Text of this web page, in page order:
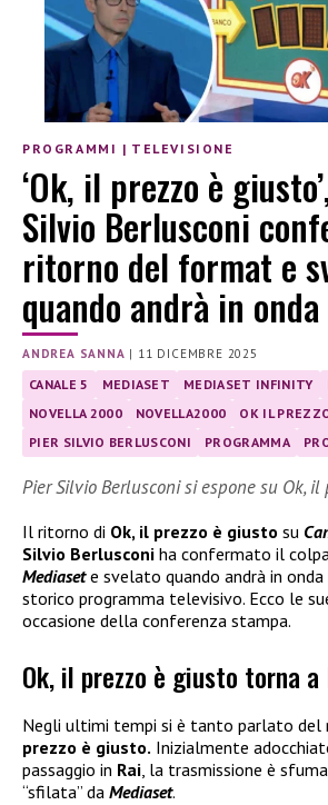
PROGRAMMI | TELEVISIONE
‘Ok, il prezzo è
Silvio Berlusconi
ritorno del format e
quando andrà in onda
ANDREA SANNA | 11 DICEMBRE 2025
CANALE 5 MEDIASET MEDIASET INFINITY
NOVELLA 2000
NOVELLA2000
OK IL
PIER SILVIO BERLUSCONI
PROGRAMMA
Pier Silvio Berlusconi si espone su Ok, il
Il ritorno di Ok, il prezzo è giusto su
Silvio Berlusconi ha confermato il
Mediasete svelato quando andrà in
storico programma televisivo. Ecco le
occasione della conferenza stampa.
Ok, il prezzo è giusto torna
Negli ultimi tempi si è tanto parlato del
prezzo è giusto. Inizialmente
passaggio in Rai, la trasmissione è
“sfilata” da Mediaset.